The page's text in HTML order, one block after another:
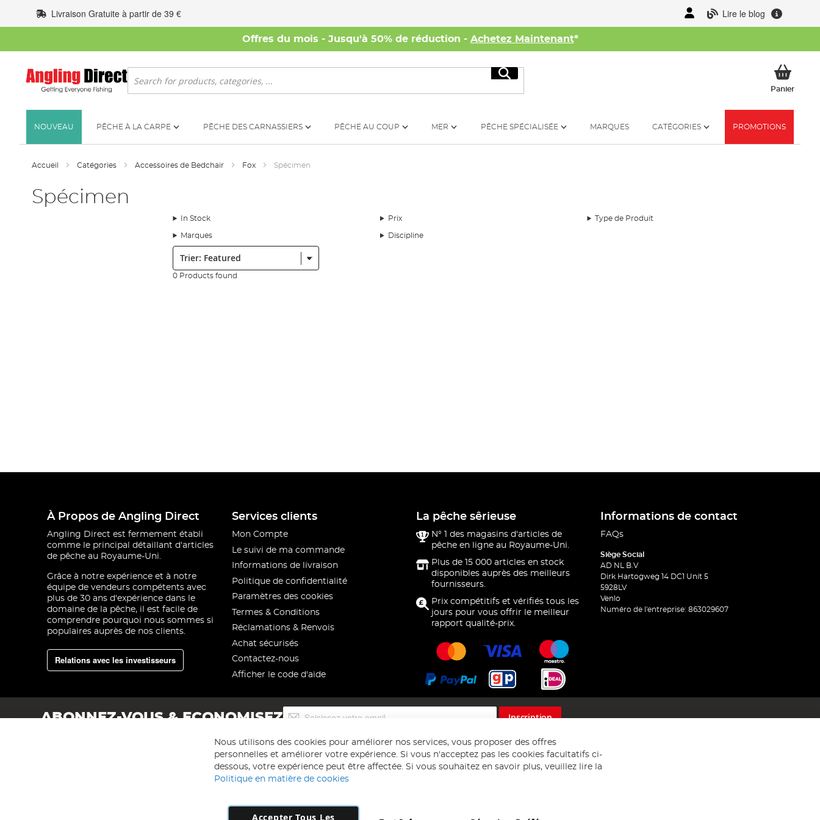
au
contenu
Lire le blog
Livraison Gratuite à partir de 39 €
Offres du mois - Jusqu'à 50% de réduction - Achetez Maintenant*
Rechercher
Rechercher
PanierMon
NOUVEAU PÊCHE À LA CARPE PÊCHE DES CARNASSIERS PÊCHE AU COUP MER PÊCHE SPÉCIALISÉE MARQUES CATÉGORIES PROMOTIONS
Accueil Catégories Accessoires de Bedchair Fox Spécimen
Spécimen
In Stock Prix Type de Produit
Marques Discipline
Trier:
0 Products found
À Propos de Angling Direct
Angling Direct est fermement établi
comme le principal détaillant d'articles
de pêche au Royaume-Uni.
Grâce à notre expérience et à notre
équipe de vendeurs compétents avec
plus de 30 ans d'expérience dans le
domaine de la pêche, il est facile de
comprendre pourquoi nous sommes si
populaires auprès de nos clients.
Relations avec les investisseurs
Services clients
Mon Compte
Le suivi de ma commande
Informations de livraison
Politique de confidentialité
Paramètres des cookies
Termes & Conditions
Réclamations & Renvois
Achat sécurisés
Contactez-nous
Afficher le code d'aide
La pêche sêrieuse
N° 1 des magasins d'articles de
pêche en ligne au Royaume-Uni.
Plus de 15 000 articles en stock
disponibles auprès des meilleurs
fournisseurs.
Prix compétitifs et vérifiés tous les
jours pour vous offrir le meilleur
rapport qualité-prix.
Informations de contact
FAQs
Siège Social
AD NL B.V
Dirk Hartogweg 14 DC1 Unit 5
5928LV
Venlo
Numéro de l'entreprise: 863029607
ABONNEZ-VOUS & ECONOMISEZ
lettre
d’information
:
Inscription
Nous utilisons des cookies pour améliorer nos services, vous proposer des offres
personnelles et améliorer votre expérience. Si vous n'acceptez pas les cookies facultatifs ci-
dessous, votre expérience peut être affectée. Si vous souhaitez en savoir plus, veuillez lire la
Politique en matière de cookies
Accepter Tous Les